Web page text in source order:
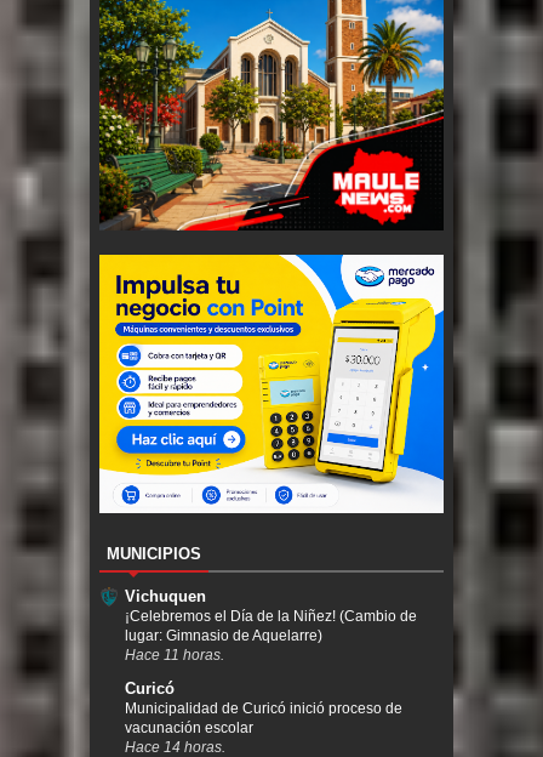
MUNICIPIOS
Vichuquen
¡Celebremos el Día de la Niñez! (Cambio de
lugar: Gimnasio de Aquelarre)
Hace 11 horas.
Curicó
Municipalidad de Curicó inició proceso de
vacunación escolar
Hace 14 horas.